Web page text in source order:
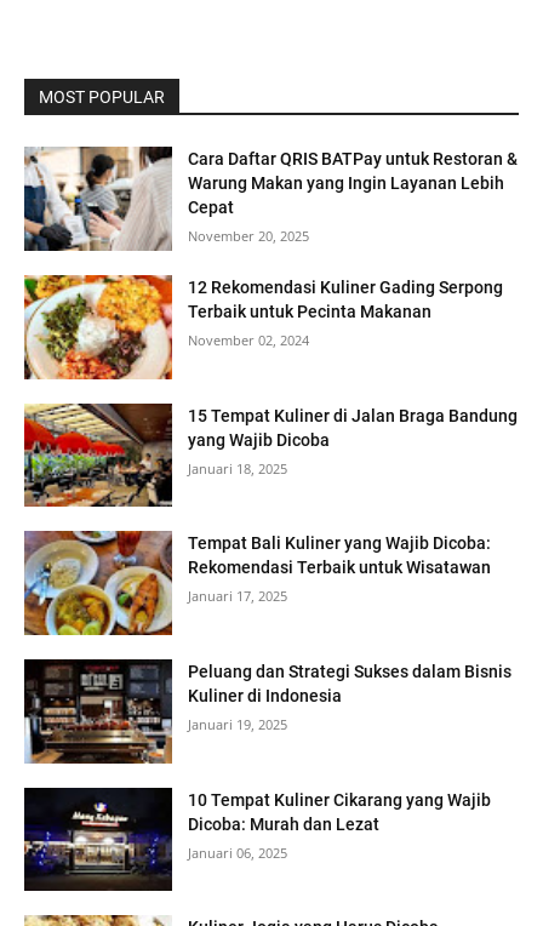
MOST POPULAR
Cara Daftar QRIS BATPay untuk Restoran &
Warung Makan yang Ingin Layanan Lebih
Cepat
November 20, 2025
12 Rekomendasi Kuliner Gading Serpong
Terbaik untuk Pecinta Makanan
November 02, 2024
15 Tempat Kuliner di Jalan Braga Bandung
yang Wajib Dicoba
Januari 18, 2025
Tempat Bali Kuliner yang Wajib Dicoba:
Rekomendasi Terbaik untuk Wisatawan
Januari 17, 2025
Peluang dan Strategi Sukses dalam Bisnis
Kuliner di Indonesia
Januari 19, 2025
10 Tempat Kuliner Cikarang yang Wajib
Dicoba: Murah dan Lezat
Januari 06, 2025